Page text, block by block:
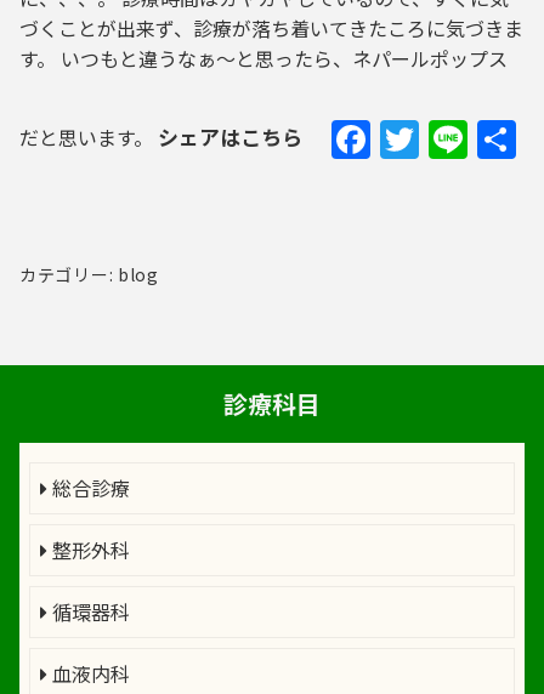
づくことが出来ず、診療が落ち着いてきたころに気づきま
す。 いつもと違うなぁ～と思ったら、ネパールポップス
だと思います。 シェアはこちら Line
カテゴリー: blog
診療科目
総合診療
整形外科
循環器科
血液内科